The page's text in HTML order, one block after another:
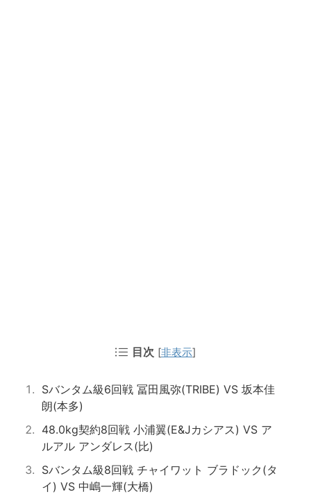
目次 [非表示]
Sバンタム級6回戦 冨田風弥(TRIBE) VS 坂本佳
朗(本多)
48.0kg契約8回戦 小浦翼(E&Jカシアス) VS ア
ルアル アンダレス(比)
Sバンタム級8回戦 チャイワット ブラドック(タ
イ) VS 中嶋一輝(大橋)